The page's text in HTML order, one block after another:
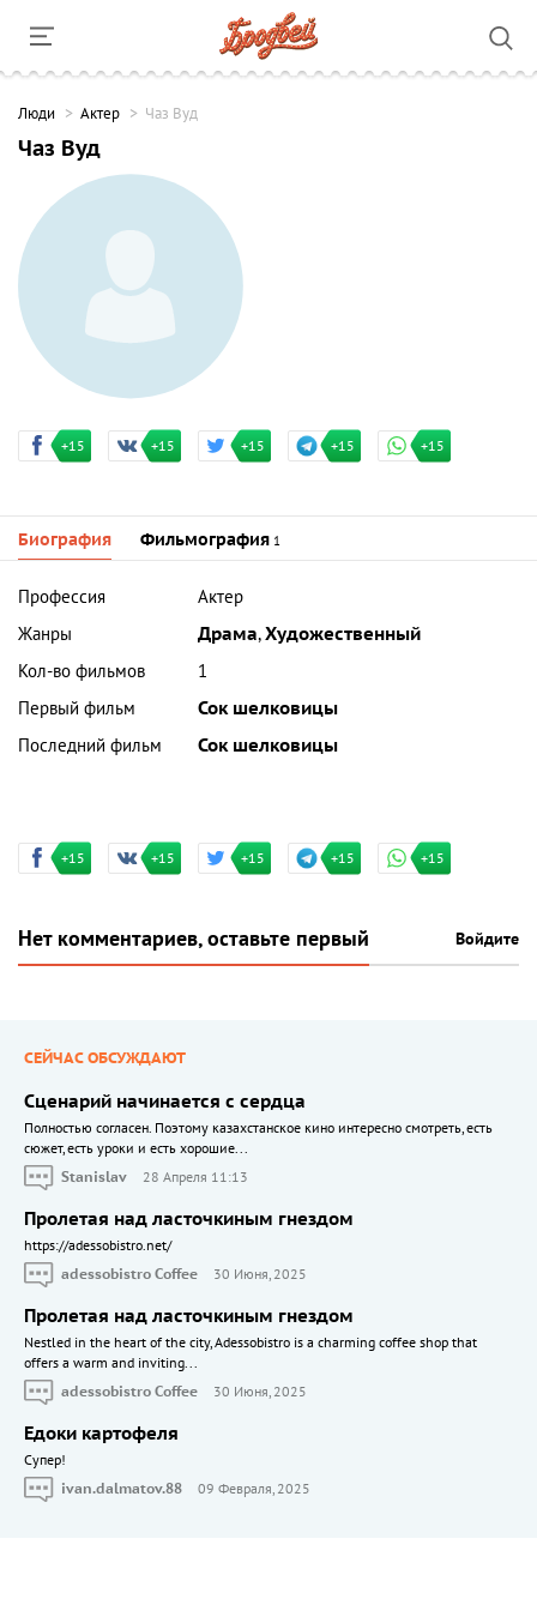
Люди Актер Чаз Вуд
Чаз Вуд
+15 +15 +15 +15 +15
Биография Фильмография 1
Профессия
Актер
Жанры
Драма,Художественный
Кол-во фильмов
1
Первый фильм
Сок шелковицы
Последний фильм
Сок шелковицы
+15 +15 +15 +15 +15
Нет комментариев, оставьте первый Войдите
СЕЙЧАС ОБСУЖДАЮТ
Сценарий начинается с сердца
Полностью согласен. Поэтому казахстанское кино интересно смотреть, есть
сюжет, есть уроки и есть хорошие...
Stanislav
28 Апреля 11:13
Пролетая над ласточкиным гнездом
https://adessobistro.net/
adessobistro Coffee
30 Июня, 2025
Пролетая над ласточкиным гнездом
Nestled in the heart of the city, Adessobistro is a charming coffee shop that
offers a warm and inviting...
adessobistro Coffee
30 Июня, 2025
Едоки картофеля
Cупер!
ivan.dalmatov.88
09 Февраля, 2025